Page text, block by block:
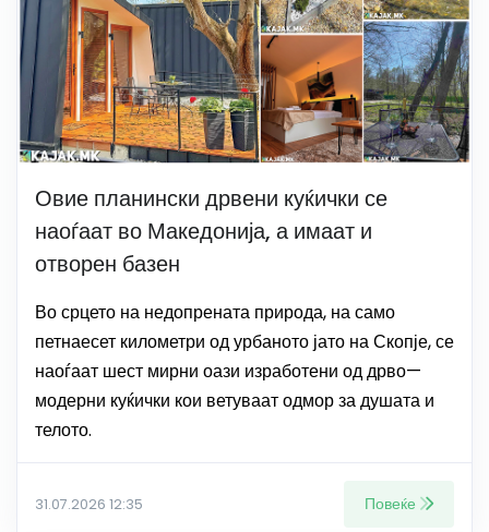
Овие планински дрвени куќички се
наоѓаат во Македонија, а имаат и
отворен базен
Во срцето на недопрената природа, на само
петнаесет километри од урбаното јато на Скопје, се
наоѓаат шест мирни оази изработени од дрво—
модерни куќички кои ветуваат одмор за душата и
телото.
31.07.2026 12:35 Повеќе